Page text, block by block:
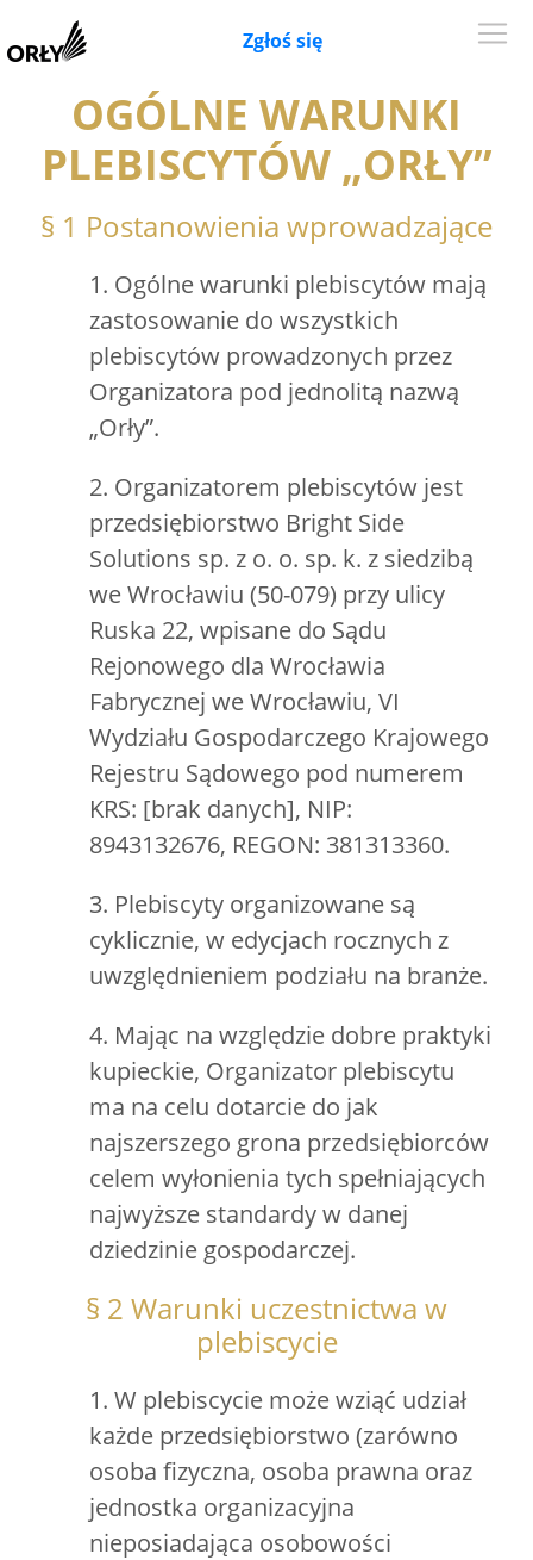
Zgłoś się
OGÓLNE WARUNKI
PLEBISCYTÓW „ORŁY”
§ 1 Postanowienia wprowadzające
1. Ogólne warunki plebiscytów mają
zastosowanie do wszystkich
plebiscytów prowadzonych przez
Organizatora pod jednolitą nazwą
„Orły”.
2. Organizatorem plebiscytów jest
przedsiębiorstwo Bright Side
Solutions sp. z o. o. sp. k. z siedzibą
we Wrocławiu (50-079) przy ulicy
Ruska 22, wpisane do Sądu
Rejonowego dla Wrocławia
Fabrycznej we Wrocławiu, VI
Wydziału Gospodarczego Krajowego
Rejestru Sądowego pod numerem
KRS: [brak danych], NIP:
8943132676, REGON: 381313360.
3. Plebiscyty organizowane są
cyklicznie, w edycjach rocznych z
uwzględnieniem podziału na branże.
4. Mając na względzie dobre praktyki
kupieckie, Organizator plebiscytu
ma na celu dotarcie do jak
najszerszego grona przedsiębiorców
celem wyłonienia tych spełniających
najwyższe standardy w danej
dziedzinie gospodarczej.
§ 2 Warunki uczestnictwa w
plebiscycie
1. W plebiscycie może wziąć udział
każde przedsiębiorstwo (zarówno
osoba fizyczna, osoba prawna oraz
jednostka organizacyjna
nieposiadająca osobowości